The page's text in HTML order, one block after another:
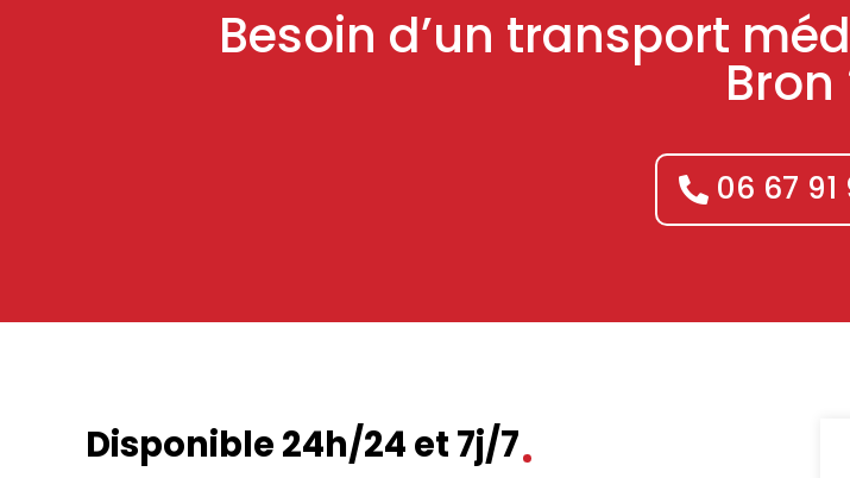
Besoin d’un transport
Bron
06 67 91
Disponible 24h/24 et 7j/7